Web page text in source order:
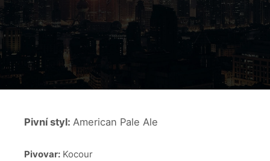
Pivní styl: American Pale Ale
Pivovar: Kocour